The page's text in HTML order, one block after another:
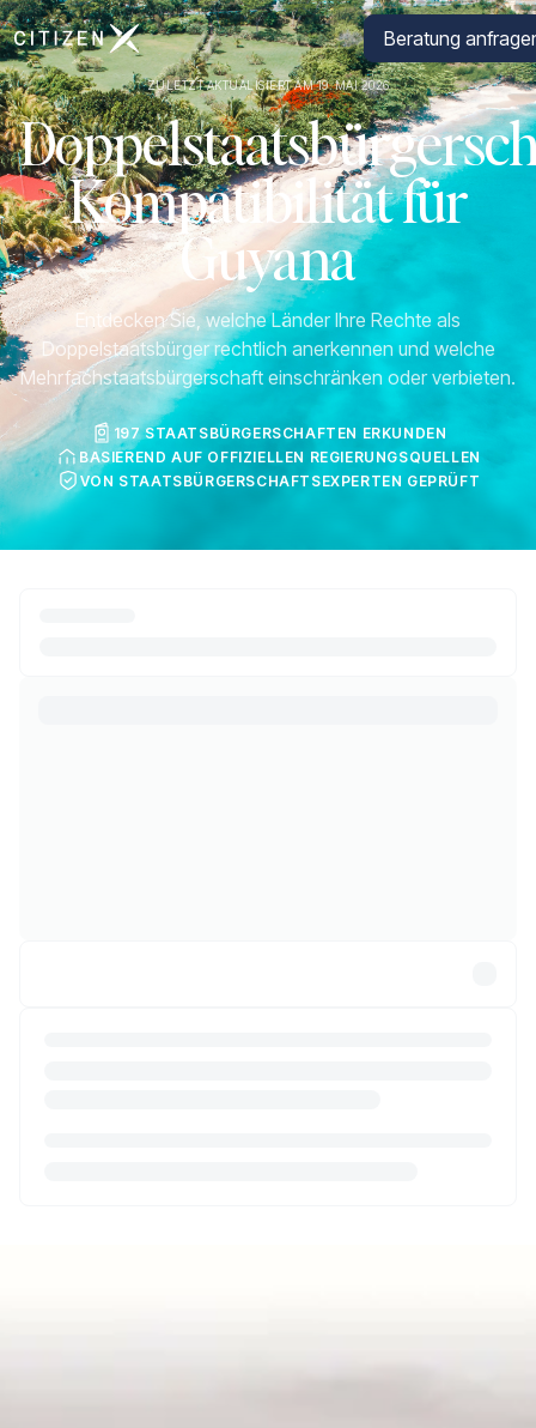
Zur Startseite von CitizenX Beratung
ZULETZT AKTUALISIERT AM 19. MAI 2026
Kompatibilität für
Guyana
Entdecken Sie, welche Länder Ihre Rechte als
Doppelstaatsbürger rechtlich anerkennen und welche
Mehrfachstaatsbürgerschaft einschränken oder verbieten.
197 STAATSBÜRGERSCHAFTEN ERKUNDEN
BASIEREND AUF OFFIZIELLEN REGIERUNGSQUELLEN
VON STAATSBÜRGERSCHAFTSEXPERTEN GEPRÜFT